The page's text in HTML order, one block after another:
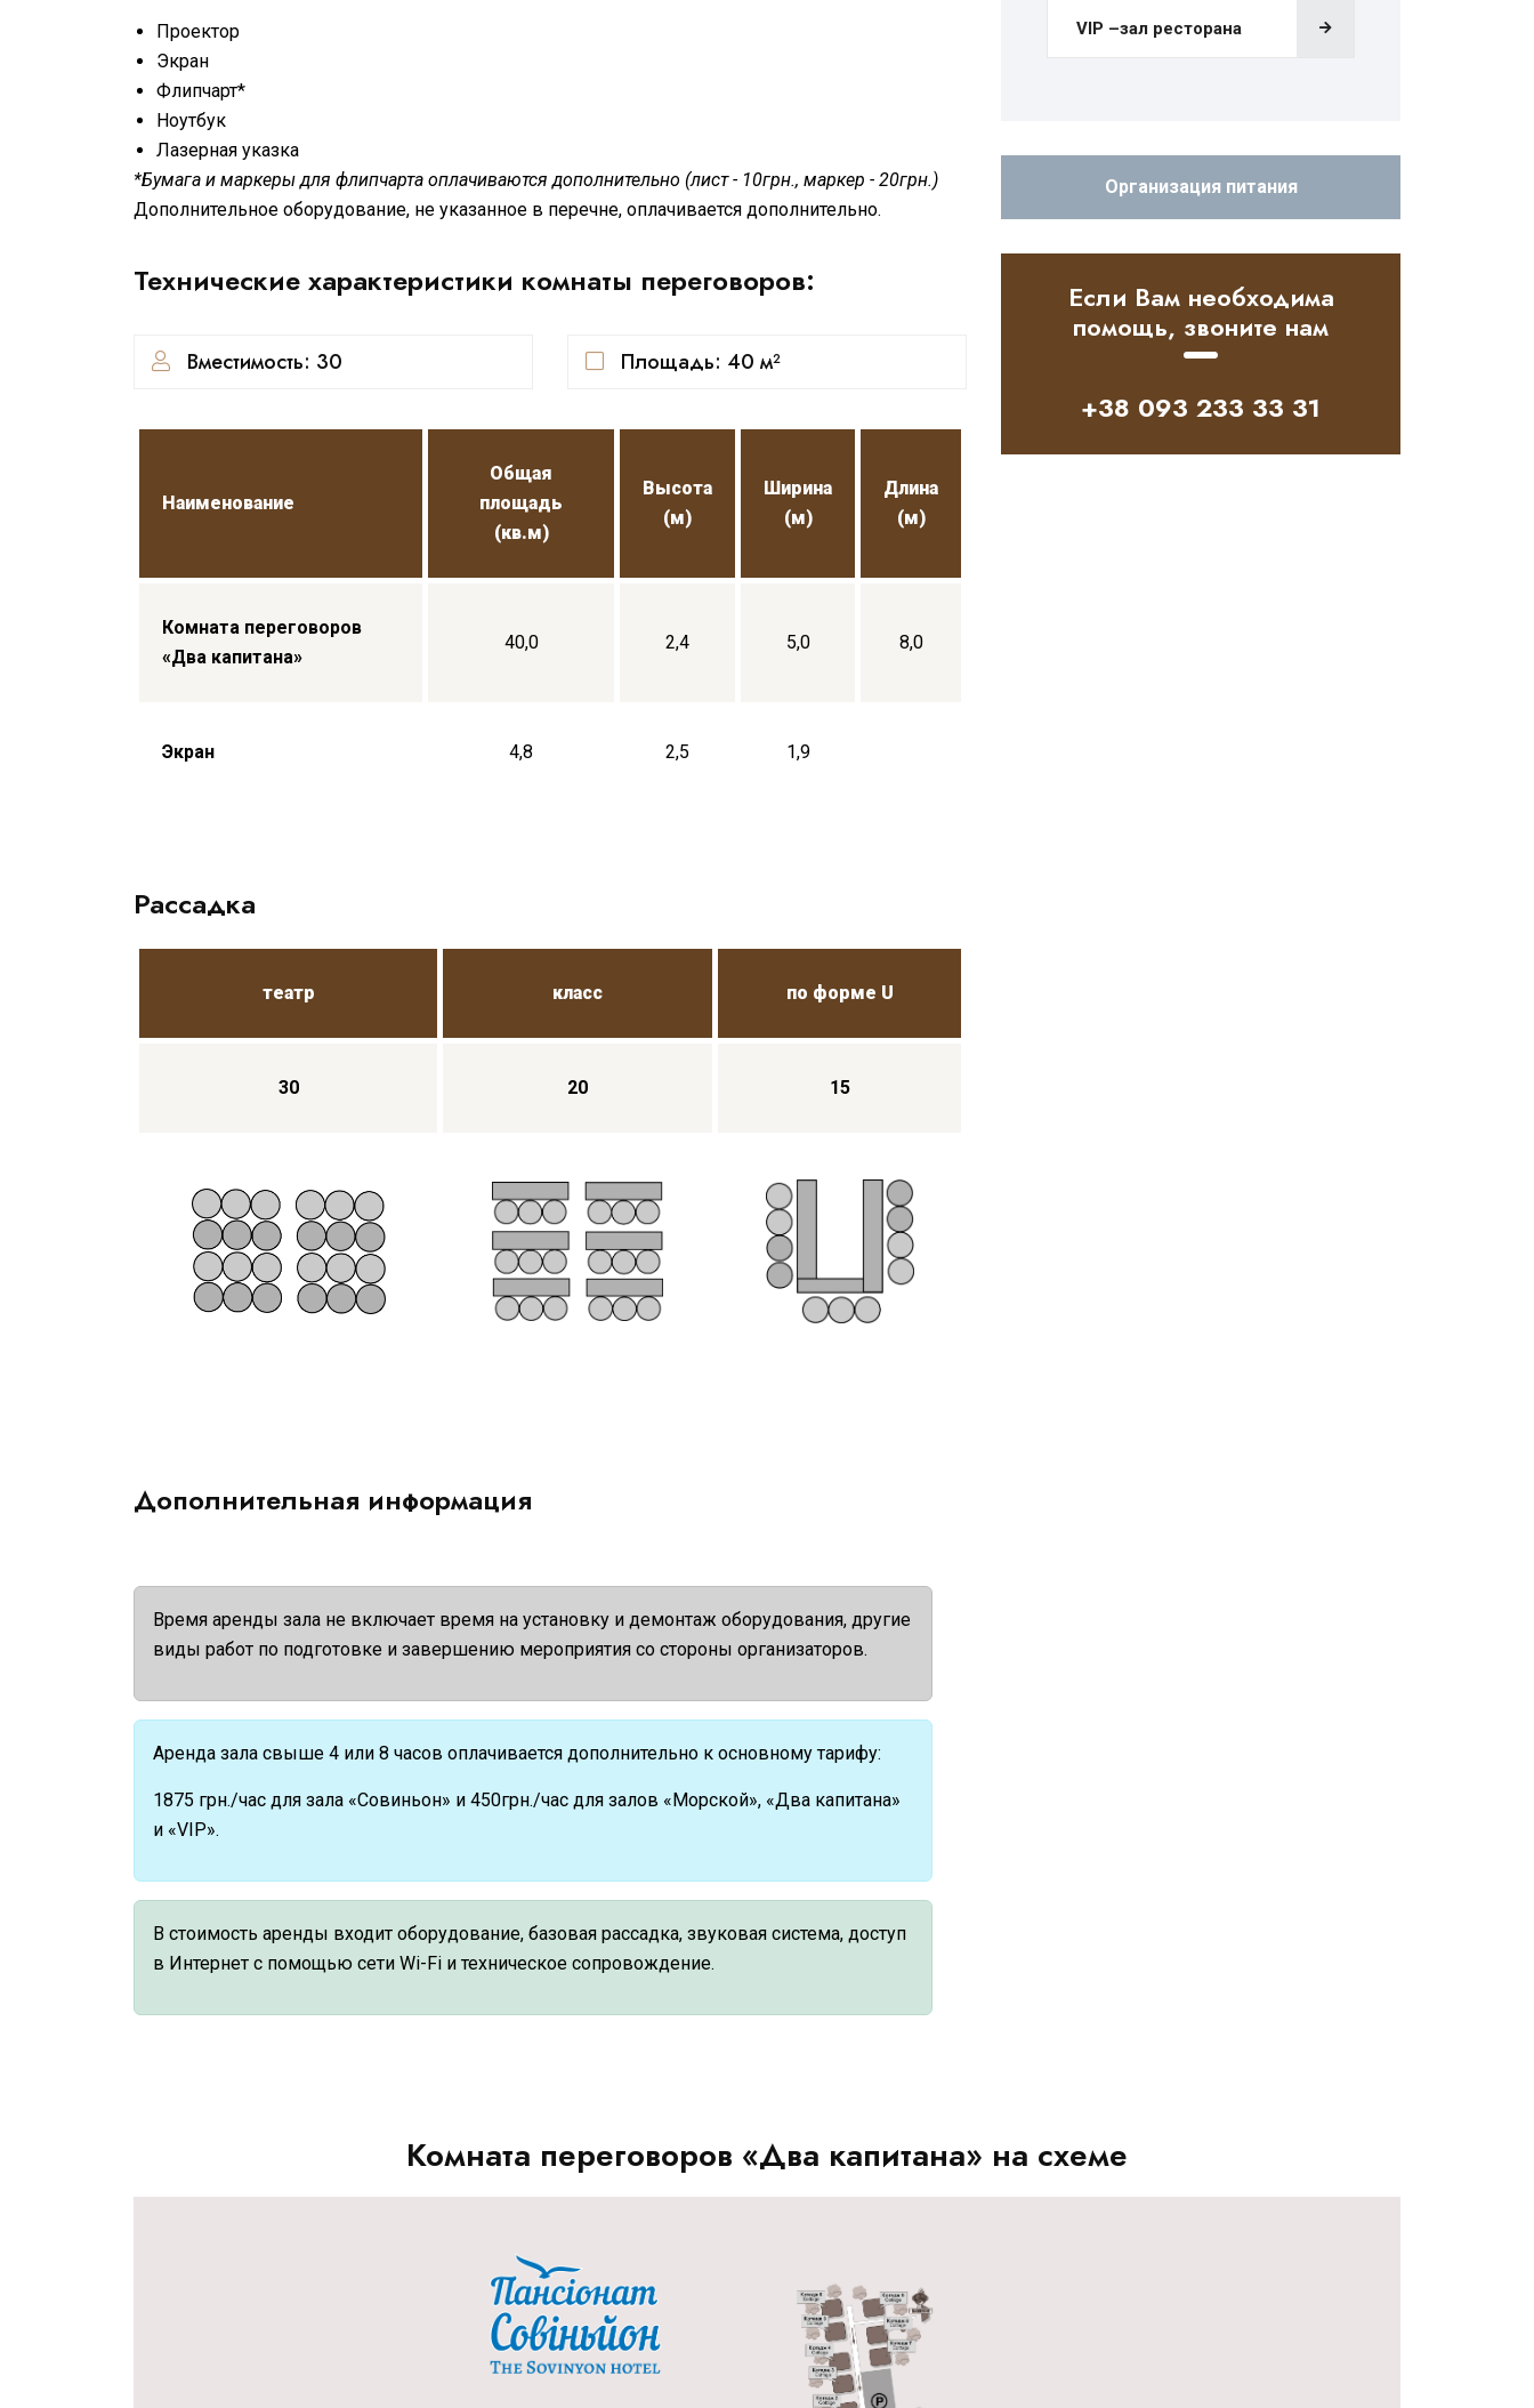
Проектор
Экран
Флипчарт*
Ноутбук
Лазерная указка
*Бумага и маркеры для флипчарта оплачиваются дополнительно (лист - 10грн., маркер - 20грн.)
Дополнительное оборудование, не указанное в перечне, оплачивается дополнительно.
Технические характеристики комнаты переговоров:
Вместимость: 30 Площадь: 40 м²
Наименование
Общая
площадь
(кв.м)
Высота
(м)
Ширина
(м)
Длина
(м)
Комната переговоров
«Два капитана»
40,0 2,4 5,0 8,0
Экран 4,8 2,5 1,9
Рассадка
театр класс по форме U
30 20 15
Дополнительная информация
Время аренды зала не включает время на установку и демонтаж оборудования, другие
виды работ по подготовке и завершению мероприятия со стороны организаторов.
Аренда зала свыше 4 или 8 часов оплачивается дополнительно к основному тарифу:
1875 грн./час для зала «Совиньон» и 450грн./час для залов «Морской», «Два капитана»
и «VIP».
В стоимость аренды входит оборудование, базовая рассадка, звуковая система, доступ
в Интернет с помощью сети Wi-Fi и техническое сопровождение.
VIP –зал ресторана
Организация питания
Если Вам необходима
помощь, звоните нам
+38 093 233 33 31
Комната переговоров «Два капитана» на схеме